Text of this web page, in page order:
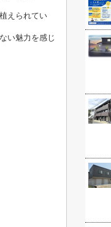
えられてい
い魅力を感じ